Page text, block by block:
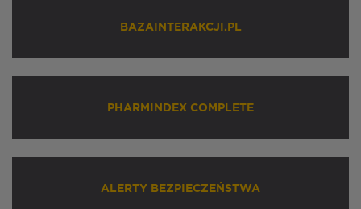
BAZAINTERAKCJI.PL
PHARMINDEX COMPLETE
ALERTY BEZPIECZEŃSTWA